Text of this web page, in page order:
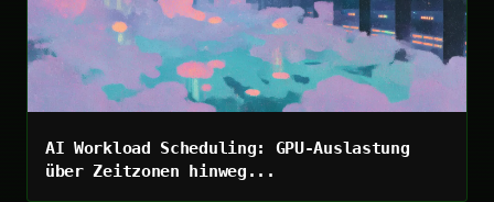
AI Workload Scheduling: GPU-Auslastung
über Zeitzonen hinweg...